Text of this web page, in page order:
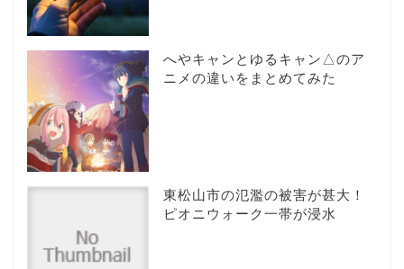
へやキャンとゆるキャン△のア
ニメの違いをまとめてみた
東松山市の氾濫の被害が甚大！
ピオニウォーク一帯が浸水